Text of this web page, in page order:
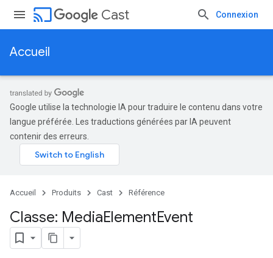
cast Cast Connexion
Accueil
Google utilise la technologie IA pour traduire le contenu dans votre
langue préférée. Les traductions générées par IA peuvent
contenir des erreurs.
Accueil Produits Cast Référence
Classe: MediaElementEvent